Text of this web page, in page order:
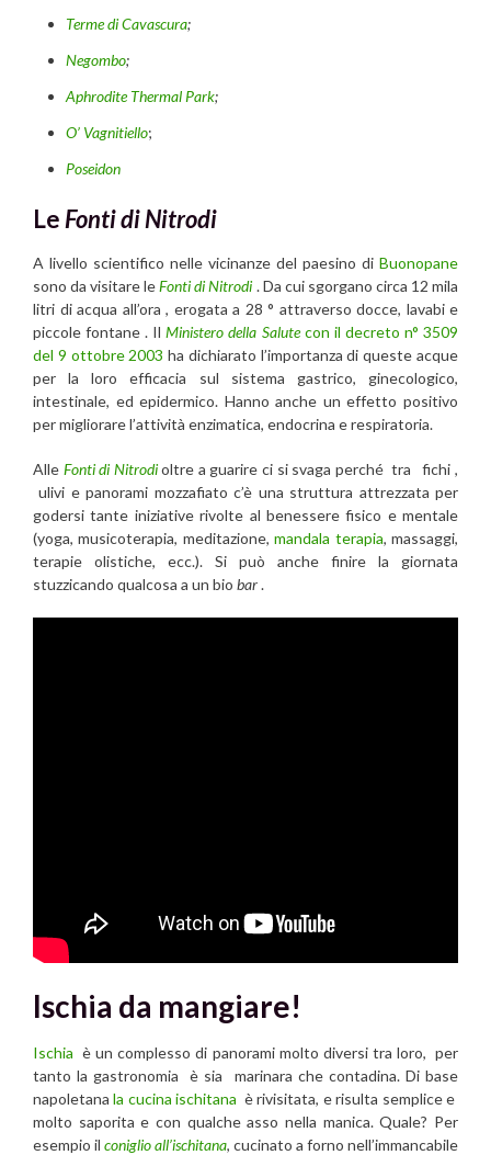
Terme di Cavascura;
Negombo;
Aphrodite Thermal Park;
O’ Vagnitiello;
Poseidon
Le Fonti di Nitrodi
A livello scientifico nelle vicinanze del paesino di Buonopane
sono da visitare leFonti di Nitrodi . Da cui sgorgano circa 12 mila
litri di acqua all’ora , erogata a 28 ° attraverso docce, lavabi e
piccole fontane . IlMinistero della Salutecon il decreto n° 3509
del 9 ottobre 2003 ha dichiarato l’importanza di queste acque
per la loro efficacia sul sistema gastrico, ginecologico,
intestinale, ed epidermico. Hanno anche un effetto positivo
per migliorare l’attività enzimatica, endocrina e respiratoria.
Alle Fonti di Nitrodioltre a guarire ci si svaga perché tra fichi ,
ulivi e panorami mozzafiato c’è una struttura attrezzata per
godersi tante iniziative rivolte al benessere fisico e mentale
(yoga, musicoterapia, meditazione,mandala terapia, massaggi,
terapie olistiche, ecc.). Si può anche finire la giornata
stuzzicando qualcosa a un bio bar.
Ischia da mangiare!
Ischia è un complesso di panorami molto diversi tra loro, per
tanto la gastronomia è sia marinara che contadina. Di base
napoletanala cucina ischitana è rivisitata, e risulta semplice e
molto saporita e con qualche asso nella manica. Quale? Per
esempio il coniglio all’ischitana, cucinato a forno nell’immancabile